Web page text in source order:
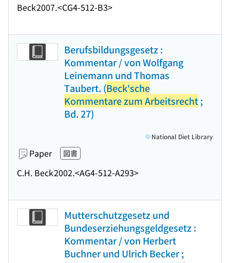
Beck2007.<CG4-512-B3>
Berufsbildungsgesetz :
Kommentar / von Wolfgang
Leinemann und Thomas
Taubert. (Beck'sche
Kommentare zum Arbeitsrecht;
Bd. 27)
Paper 図書
C.H. Beck2002.<AG4-512-A293>
National Diet Library
Mutterschutzgesetz und
Bundeserziehungsgeldgesetz :
Kommentar / von Herbert
Buchner und Ulrich Becker ;